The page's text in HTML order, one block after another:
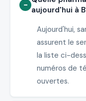
aujourd'hui à
Aujourd'hui,
assurent le
la liste ci-
numéros de
ouvertes.